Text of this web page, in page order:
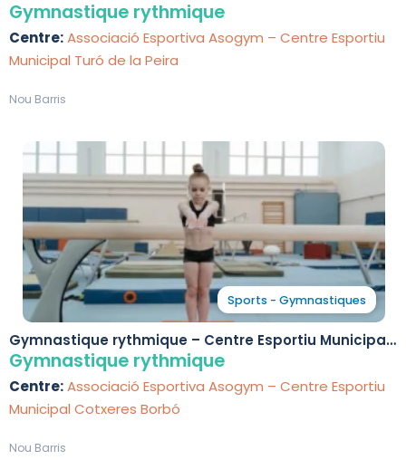
Turó de la Peira
Gymnastique rythmique
Centre:Associació Esportiva Asogym – Centre Esportiu
Municipal Turó de la Peira
Nou Barris
Sports - Gymnastiques
Gymnastique rythmique – Centre Esportiu Municipal
Cotxeres Borbó
Gymnastique rythmique
Centre:Associació Esportiva Asogym – Centre Esportiu
Municipal Cotxeres Borbó
Nou Barris